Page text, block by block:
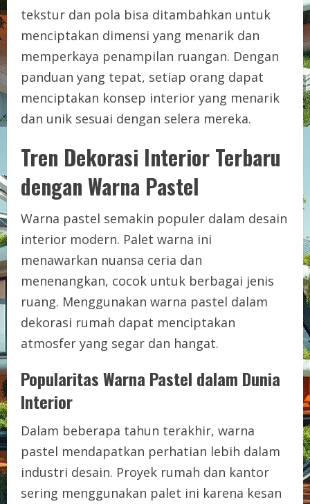
tekstur dan pola bisa ditambahkan untuk
menciptakan dimensi yang menarik dan
memperkaya penampilan ruangan. Dengan
panduan yang tepat, setiap orang dapat
menciptakan konsep interior yang menarik
dan unik sesuai dengan selera mereka.
Tren Dekorasi Interior Terbaru
dengan Warna Pastel
Warna pastel semakin populer dalam desain
interior modern. Palet warna ini
menawarkan nuansa ceria dan
menenangkan, cocok untuk berbagai jenis
ruang. Menggunakan warna pastel dalam
dekorasi rumah dapat menciptakan
atmosfer yang segar dan hangat.
Popularitas Warna Pastel dalam Dunia
Interior
Dalam beberapa tahun terakhir, warna
pastel mendapatkan perhatian lebih dalam
industri desain. Proyek rumah dan kantor
sering menggunakan palet ini karena kesan